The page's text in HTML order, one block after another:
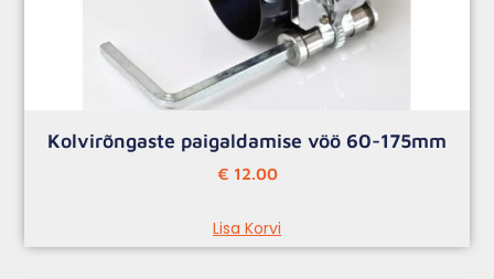
Kolvirõngaste paigaldamise vöö 60-175mm
€ 12.00
Lisa Korvi